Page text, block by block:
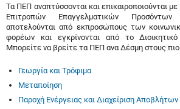
Τα ΠΕΠ αναπτύσσονται και επικαιροποιούνται
Επιτροπών Επαγγελματικών
αποτελούνται από εκπροσώπους των
φορέων και εγκρίνονται από το
Μπορείτε να βρείτε τα ΠΕΠ ανα Δέσμη στους
Γεωργία και Τρόφιμα
Μεταποίηση
Παροχή Ενέργειας και Διαχείριση Αποβλήτων